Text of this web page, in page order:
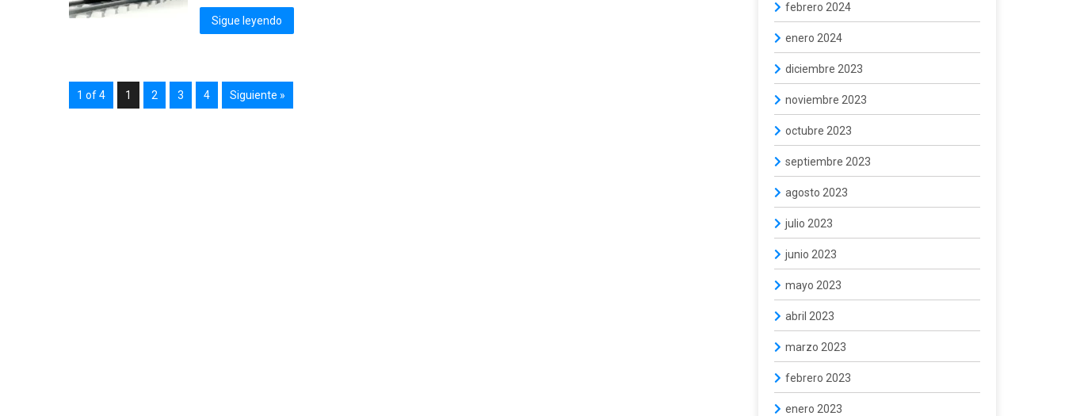
Sigue leyendo
1 of 4 1 2 3 4 Siguiente »
febrero 2024
enero 2024
diciembre 2023
noviembre 2023
octubre 2023
septiembre 2023
agosto 2023
julio 2023
junio 2023
mayo 2023
abril 2023
marzo 2023
febrero 2023
enero 2023